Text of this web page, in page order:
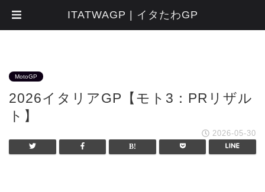
MotoGP
2026イタリアGP【モト3：PRリザル
ト】
2026-05-30
ITATWAGP | イタたわGP